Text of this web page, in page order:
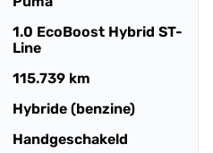
1.0 EcoBoost Hybrid ST-
Line
115.739 km
Hybride (benzine)
Handgeschakeld